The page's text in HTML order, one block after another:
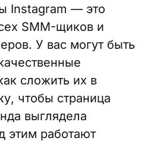
Instagram — это
SMM-щиков и
У вас могут быть
сложить их в
чтобы страница
выглядела
этим работают